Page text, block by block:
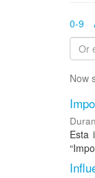
0-9
Now
Esta